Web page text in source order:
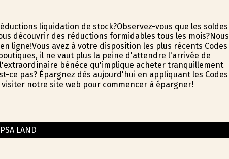
liquidation de stock?Observez-vous que les soldes
découvrir des réductions formidables tous les mois?Nous
ligne!Vous avez à votre disposition les plus récents Codes
il ne vaut plus la peine d'attendre l'arrivée de
bénéfice qu'implique acheter tranquillement
pas? Épargnez dès aujourd'hui en appliquant les Codes
notre site web pour commencer à épargner!
LAND